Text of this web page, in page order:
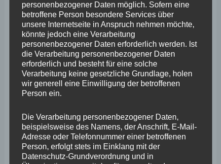
Oktober 2025
September 2025
August 2025
Juli 2025
Juni 2025
April 2025
März 2025
Februar 2025
personenbezogener Daten möglich. Sofern eine
betroffene Person besondere Services über
unsere Internetseite in Anspruch nehmen möchte,
könnte jedoch eine Verarbeitung
personenbezogener Daten erforderlich werden. Ist
die Verarbeitung personenbezogener Daten
erforderlich und besteht für eine solche
Verarbeitung keine gesetzliche Grundlage, holen
wir generell eine Einwilligung der betroffenen
Person ein.
Die Verarbeitung personenbezogener Daten,
beispielsweise des Namens, der Anschrift, E-Mail-
Adresse oder Telefonnummer einer betroffenen
Person, erfolgt stets im Einklang mit der
Datenschutz-Grundverordnung und in